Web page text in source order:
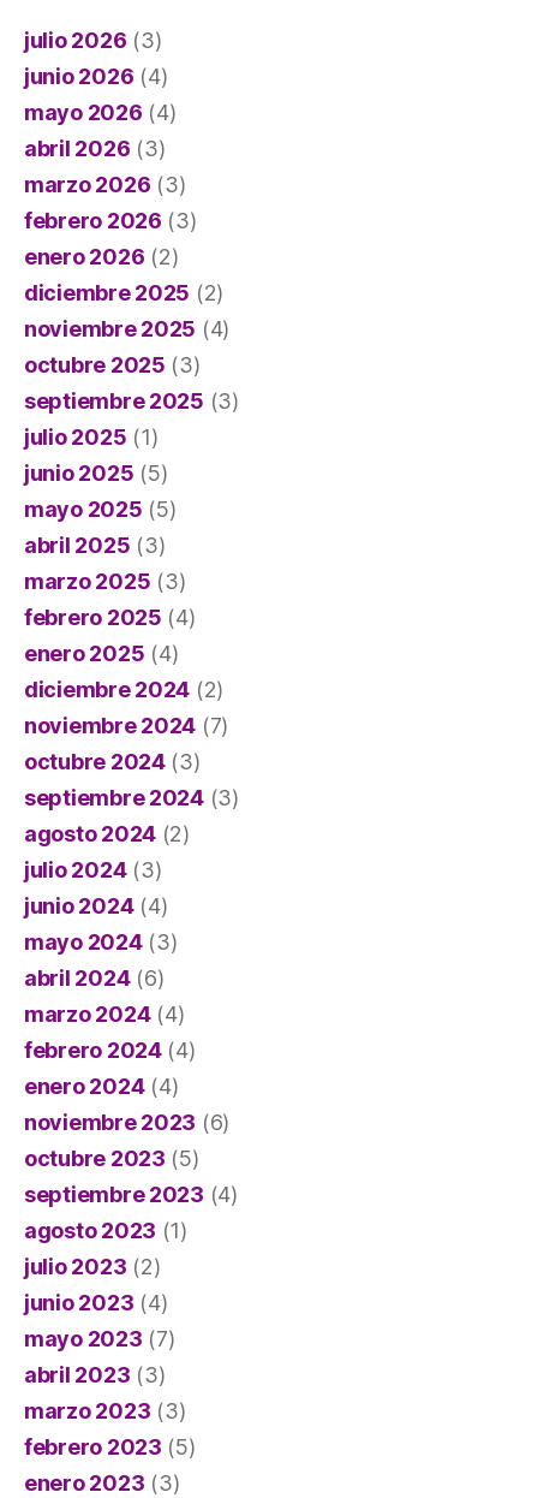
julio 2026 (3)
junio 2026 (4)
mayo 2026 (4)
abril 2026 (3)
marzo 2026 (3)
febrero 2026 (3)
enero 2026 (2)
diciembre 2025 (2)
noviembre 2025 (4)
octubre 2025 (3)
septiembre 2025 (3)
julio 2025 (1)
junio 2025 (5)
mayo 2025 (5)
abril 2025 (3)
marzo 2025 (3)
febrero 2025 (4)
enero 2025 (4)
diciembre 2024 (2)
noviembre 2024 (7)
octubre 2024(3)
septiembre 2024(3)
agosto 2024 (2)
julio 2024(3)
junio 2024(4)
mayo 2024(3)
abril 2024(6)
marzo 2024(4)
febrero 2024(4)
enero 2024(4)
noviembre 2023 (6)
octubre 2023 (5)
septiembre 2023 (4)
agosto 2023 (1)
julio 2023 (2)
junio 2023 (4)
mayo 2023 (7)
abril 2023 (3)
marzo 2023 (3)
febrero 2023 (5)
enero 2023 (3)